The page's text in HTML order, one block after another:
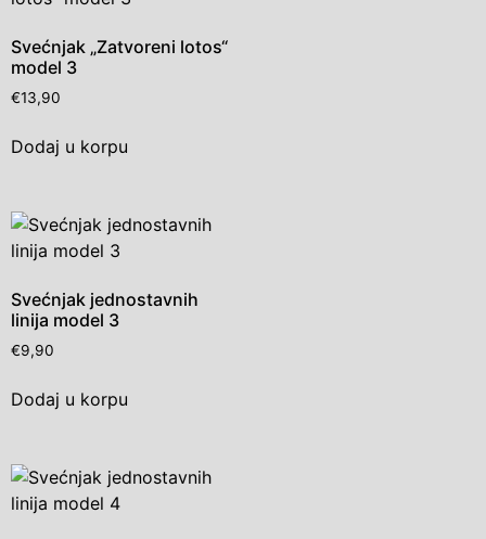
Svećnjak „Zatvoreni lotos“
model 3
€13,90
Dodaj u korpu
Svećnjak jednostavnih
linija model 3
€9,90
Dodaj u korpu